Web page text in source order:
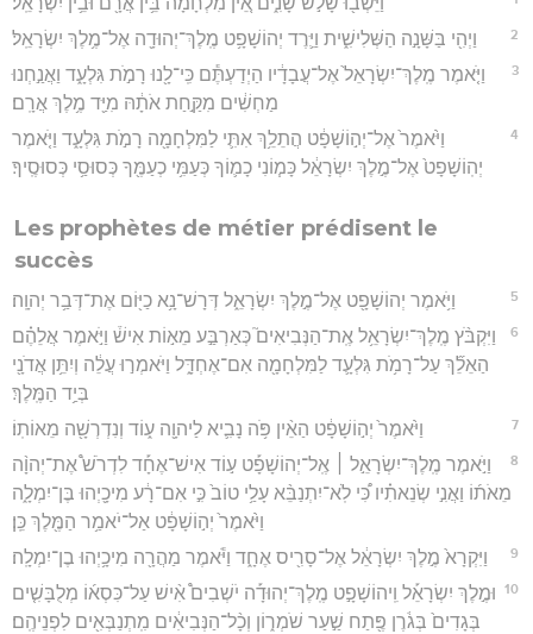
2 וַיְהִ֖י בַּשָּׁנָ֣ה הַשְּׁלִישִׁ֑ית וַיֵּ֛רֶד יְהוֹשָׁפָ֥ט מֶֽלֶךְ־יְהוּדָ֖ה אֶל־מֶ֥לֶךְ יִשְׂרָאֵֽל׃
3
וַיֹּ֤אמֶר מֶֽלֶךְ־יִשְׂרָאֵל֙ אֶל־עֲבָדָ֔יו הַיְדַעְתֶּ֕ם כִּֽי־לָ֖נוּ רָמֹ֣ת גִּלְעָ֑ד וַאֲנַ֣חְנוּ
מַחְשִׁ֔ים מִקַּ֣חַת אֹתָ֔הּ מִיַּ֖ד מֶ֥לֶךְ אֲרָֽם׃
4
וַיֹּ֙אמֶר֙ אֶל־יְה֣וֹשָׁפָ֔ט הֲתֵלֵ֥ךְ אִתִּ֛י לַמִּלְחָמָ֖ה רָמֹ֣ת גִּלְעָ֑ד וַיֹּ֤אמֶר
יְהֽוֹשָׁפָט֙ אֶל־מֶ֣לֶךְ יִשְׂרָאֵ֔ל כָּמ֧וֹנִי כָמ֛וֹךָ כְּעַמִּ֥י כְעַמֶּ֖ךָ כְּסוּסַ֥י כְּסוּסֶֽיךָ׃
Les prophètes de métier prédisent le
succès
5 וַיֹּ֥אמֶר יְהוֹשָׁפָ֖ט אֶל־מֶ֣לֶךְ יִשְׂרָאֵ֑ל דְּרָשׁ־נָ֥א כַיּ֖וֹם אֶת־דְּבַ֥ר יְהוָֽה׃
6
וַיִּקְבֹּ֨ץ מֶֽלֶךְ־יִשְׂרָאֵ֥ל אֶֽת־הַנְּבִיאִים֮ כְּאַרְבַּ֣ע מֵא֣וֹת אִישׁ֒ וַיֹּ֣אמֶר אֲלֵהֶ֗ם
הַאֵלֵ֞ךְ עַל־רָמֹ֥ת גִּלְעָ֛ד לַמִּלְחָמָ֖ה אִם־אֶחְדָּ֑ל וַיֹּאמְר֣וּ עֲלֵ֔ה וְיִתֵּ֥ן אֲדֹנָ֖י
בְּיַ֥ד הַמֶּֽלֶךְ׃
7 וַיֹּ֙אמֶר֙ יְה֣וֹשָׁפָ֔ט הַאֵ֨ין פֹּ֥ה נָבִ֛יא לַיהוָ֖ה ע֑וֹד וְנִדְרְשָׁ֖ה מֵאוֹתֽוֹ׃
8
וַיֹּ֣אמֶר מֶֽלֶךְ־יִשְׂרָאֵ֣ל ׀ אֶֽל־יְהוֹשָׁפָ֡ט ע֣וֹד אִישׁ־אֶחָ֡ד לִדְרֹשׁ֩ אֶת־יְהוָ֨ה
מֵאֹת֜וֹ וַאֲנִ֣י שְׂנֵאתִ֗יו כִּ֠י לֹֽא־יִתְנַבֵּ֨א עָלַ֥י טוֹב֙ כִּ֣י אִם־רָ֔ע מִיכָ֖יְהוּ בֶּן־יִמְלָ֑ה
וַיֹּ֙אמֶר֙ יְה֣וֹשָׁפָ֔ט אַל־יֹאמַ֥ר הַמֶּ֖לֶךְ כֵּֽן׃
9 וַיִּקְרָא֙ מֶ֣לֶךְ יִשְׂרָאֵ֔ל אֶל־סָרִ֖יס אֶחָ֑ד וַיֹּ֕אמֶר מַהֲרָ֖ה מִיכָ֥יְהוּ בֶן־יִמְלָֽה׃
10
וּמֶ֣לֶךְ יִשְׂרָאֵ֡ל וִֽיהוֹשָׁפָ֣ט מֶֽלֶךְ־יְהוּדָ֡ה יֹשְׁבִים֩ אִ֨ישׁ עַל־כִּסְא֜וֹ מְלֻבָּשִׁ֤ים
בְּגָדִים֙ בְּגֹ֔רֶן פֶּ֖תַח שַׁ֣עַר שֹׁמְר֑וֹן וְכָ֨ל־הַנְּבִיאִ֔ים מִֽתְנַבְּאִ֖ים לִפְנֵיהֶֽם׃